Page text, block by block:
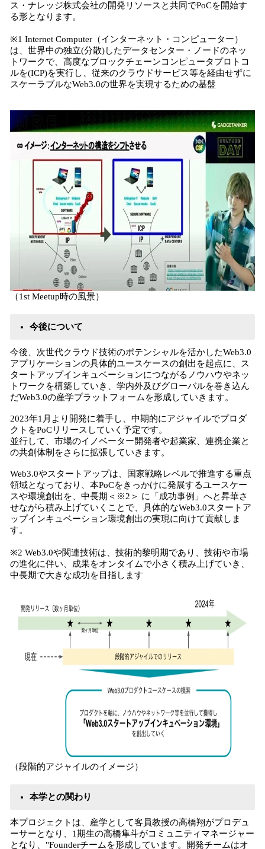
ス・ナレッジ株式会社の開発リソースと共同でPoCを開始す
る形となります。
※1 Internet Computer（インターネット・コンピューター）
は、世界中の独立(分散)したデータセンター・ノードのネッ
トワークで、高度なブロックチェーンコンピュータプロトコ
ルを(ICP)を実行し、従来のクラウドサービス等を経由せずに
スケーラブルなWeb3.0の世界を実現するための基盤
（1st Meetup時の風景）
今後について
今後、次世代クラウド技術のポテンシャルを活かしたWeb3.0
アプリケーションの具体的ユースケースの創出を起点に、ス
タートアップインキュベーションにつながるノウハウやネッ
トワークを構築していき、学内外及びグローバルを巻き込ん
だWeb3.0の産学プラットフォームを形成していきます。
2023年1月より開発に着手し、中期的にアジャイルでプロダ
クトをPoCリリースしていく予定です。
並行して、市場のイノベーター開発者や起業家、連携企業と
の共創体制をさらに拡張していきます。
Web3.0やスタートアップは、国家戦略レベルで推進する重点
領域となっており、本PoCをきっかけに発展するユースケー
スや環境創出を、中長期＜※2＞ に「成功事例」へと昇華さ
せながら積み上げていくことで、具体的なWeb3.0スタートア
ップインキュベーション環境創出の実現に向けて貢献しま
す。
※2 Web3.0や関連技術は、技術的黎明期であり、技術や市場
の進化に伴い、成果をオンタイムで小さく積み上げていき、
中長期で大きな成功を目指します
（段階的アジャイルのイメージ）
本学との関わり
本プロジェクトは、産学として客員教授の高橋翔がプロデュ
ーサーとなり、1期生の高橋隼斗がコミュニティマネージャー
となり、"Founderチームを形成しています。開発チームはオ